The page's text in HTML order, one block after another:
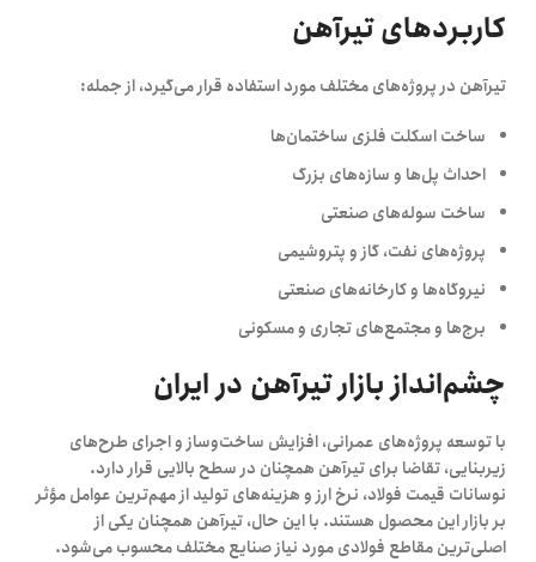
کاربردهای تیرآهن
تیرآهن در پروژه‌های مختلف مورد استفاده قرار می‌گیرد، از جمله:
ساخت اسکلت فلزی ساختمان‌ها
احداث پل‌ها و سازه‌های بزرگ
ساخت سوله‌های صنعتی
پروژه‌های نفت، گاز و پتروشیمی
نیروگاه‌ها و کارخانه‌های صنعتی
برج‌ها و مجتمع‌های تجاری و مسکونی
چشم‌انداز بازار تیرآهن در ایران
با توسعه پروژه‌های عمرانی، افزایش ساخت‌وساز و اجرای طرح‌های
زیربنایی، تقاضا برای تیرآهن همچنان در سطح بالایی قرار دارد.
نوسانات قیمت فولاد، نرخ ارز و هزینه‌های تولید از مهم‌ترین عوامل مؤثر
بر بازار این محصول هستند. با این حال، تیرآهن همچنان یکی از
اصلی‌ترین مقاطع فولادی مورد نیاز صنایع مختلف محسوب می‌شود.